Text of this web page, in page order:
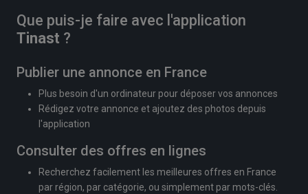
Que puis-je faire avec l'application
Tinast ?
Publier une annonce en France
Plus besoin d'un ordinateur pour déposer vos annonces
Rédigez votre annonce et ajoutez des photos depuis
l'application
Consulter des offres en lignes
Recherchez facilement les meilleures offres en France
par région, par catégorie, ou simplement par mots-clés.